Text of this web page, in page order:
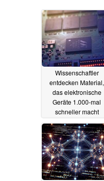
Wissenschaftler
entdecken Material,
das elektronische
Geräte 1.000-mal
schneller macht
12.07.2025